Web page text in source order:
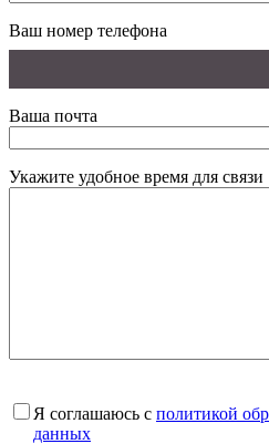
Ваш номер телефона
Ваша почта
Укажите удобное время для связи
Я соглашаюсь с политикой
данных